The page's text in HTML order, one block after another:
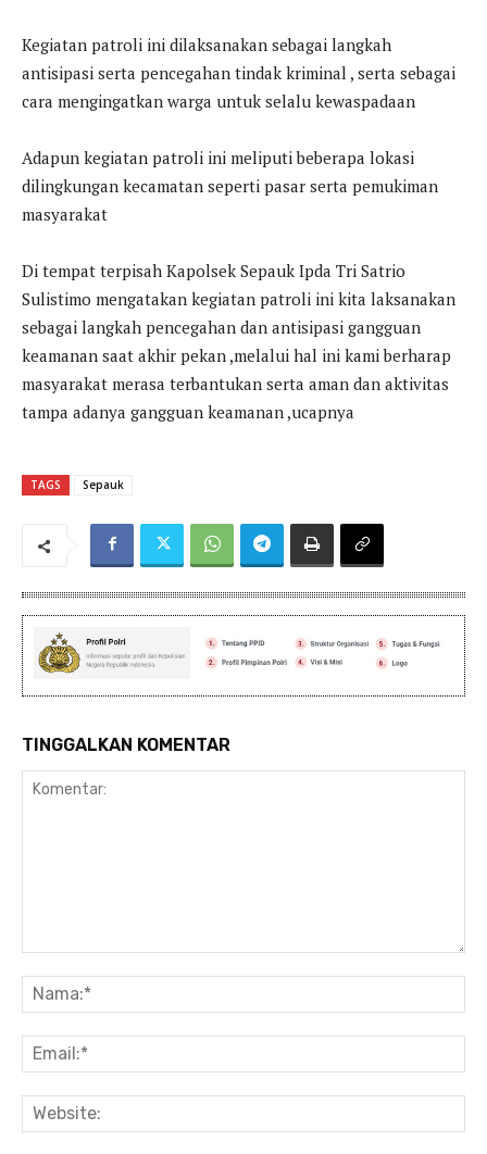
Kegiatan patroli ini dilaksanakan sebagai langkah
antisipasi serta pencegahan tindak kriminal , serta sebagai
cara mengingatkan warga untuk selalu kewaspadaan
Adapun kegiatan patroli ini meliputi beberapa lokasi
dilingkungan kecamatan seperti pasar serta pemukiman
masyarakat
Di tempat terpisah Kapolsek Sepauk Ipda Tri Satrio
Sulistimo mengatakan kegiatan patroli ini kita laksanakan
sebagai langkah pencegahan dan antisipasi gangguan
keamanan saat akhir pekan ,melalui hal ini kami berharap
masyarakat merasa terbantukan serta aman dan aktivitas
tampa adanya gangguan keamanan ,ucapnya
TAGS Sepauk
TINGGALKAN KOMENTAR